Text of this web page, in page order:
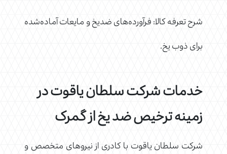
شرح تعرفه کالا: فرآورده‌های ضدیخ و مایعات آماده‌شده
برای ذوب یخ.
خدمات شرکت سلطان یاقوت در
زمینه ترخیص ضد یخ از گمرک
شرکت سلطان یاقوت با کادری از نیروهای متخصص و